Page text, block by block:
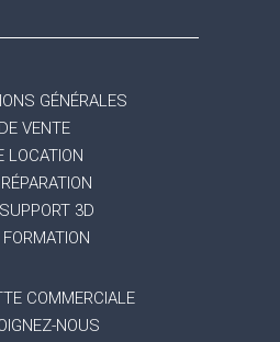
GÉNÉRALES
DE VENTE
LOCATION
3D
FORMATION
COMMERCIALE
NOUS